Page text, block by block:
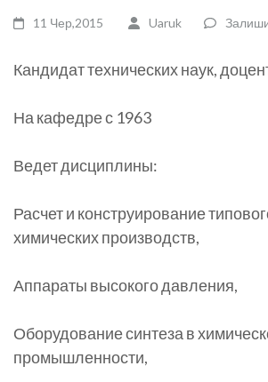
11 Чер,2015 Uaruk
Кандидат технических наук,
На кафедре с 1963
Ведет дисциплины:
Расчет и конструирование
химических производств,
Аппараты высокого давления,
Оборудование синтеза в
промышленности,